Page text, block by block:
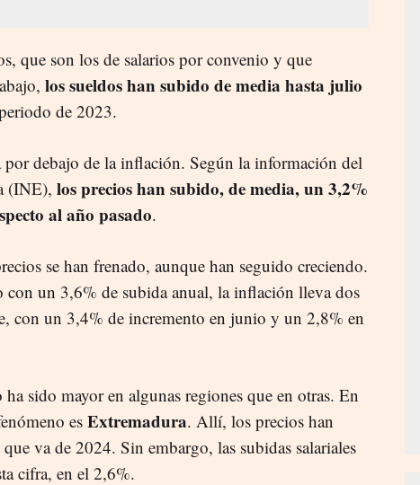
que son los de salarios por convenio y que
los sueldos han subido de media hasta julio
de 2023.
por debajo de la inflación. Según la información del
(INE), los precios han subido, de media, un 3,2%
al año pasado.
se han frenado, aunque han seguido creciendo.
con un 3,6% de subida anual, la inflación lleva dos
con un 3,4% de incremento en junio y un 2,8% en
sido mayor en algunas regiones que en otras. En
es Extremadura. Allí, los precios han
va de 2024. Sin embargo, las subidas salariales
cifra, en el 2,6%.